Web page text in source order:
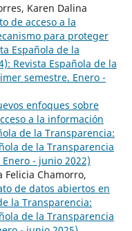
Karen Dalina
de acceso a la
para proteger
Española de la
Revista Española de la
semestre. Enero -
enfoques sobre
a la información
de la Transparencia:
de la Transparencia
- junio 2022)
Felicia Chamorro,
de datos abiertos en
la Transparencia:
de la Transparencia